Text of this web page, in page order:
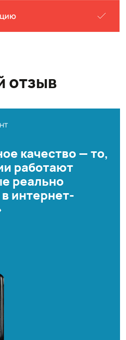
отзыв
качество — то,
работают
реально
интернет-